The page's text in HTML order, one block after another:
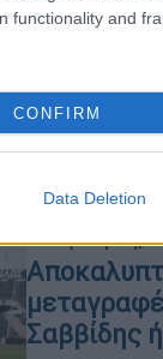
functionality and
CONFIRM
Data Deletion
Οι πρώτες
είναι
Αθλητισμός|
Σαββίδης